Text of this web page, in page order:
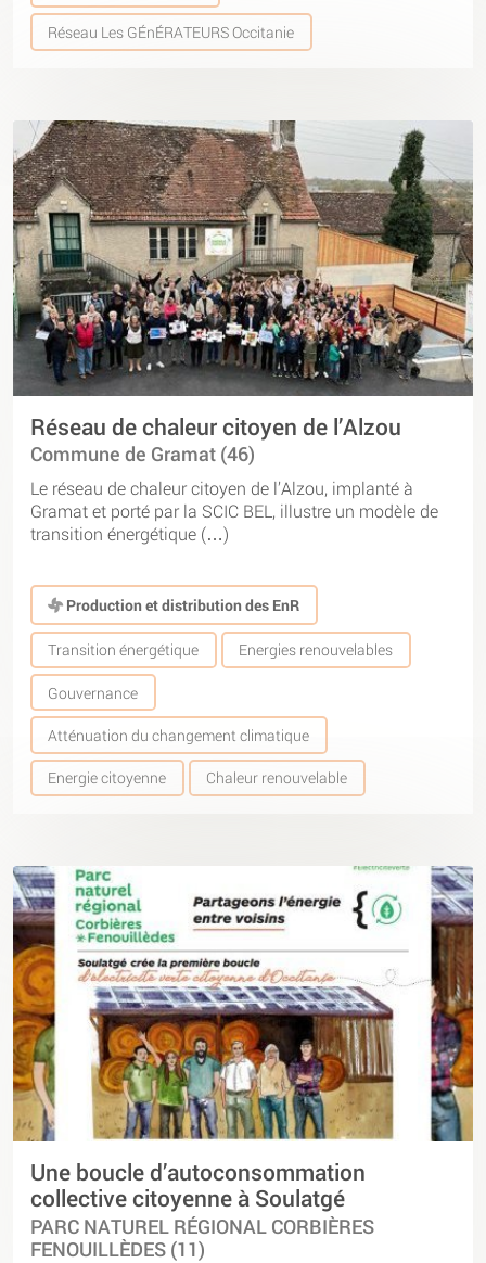
Réseau Les GÉnÉRATEURS Occitanie
Réseau de chaleur citoyen de l’Alzou
Commune de Gramat (46)
Le réseau de chaleur citoyen de l’Alzou, implanté à
Gramat et porté par la SCIC BEL, illustre un modèle de
transition énergétique (…)
Production et distribution des EnR
Transition énergétique Energies renouvelables
Gouvernance
Atténuation du changement climatique
Energie citoyenne Chaleur renouvelable
Une boucle d’autoconsommation
collective citoyenne à Soulatgé
PARC NATUREL RÉGIONAL CORBIÈRES
FENOUILLÈDES (11)